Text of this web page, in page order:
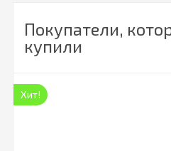
Покупатели,
купили
Хит!